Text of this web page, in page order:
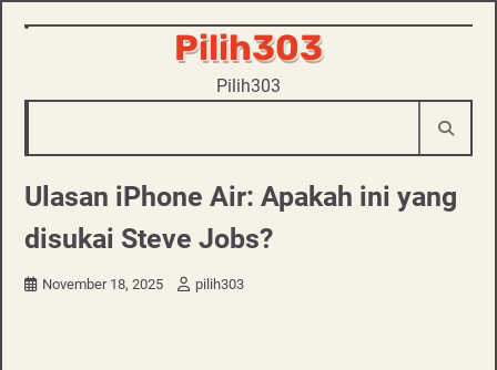
Skip
Pilih303
Pilih303
Ulasan iPhone Air: Apakah ini yang
disukai Steve Jobs?
November 18, 2025 pilih303